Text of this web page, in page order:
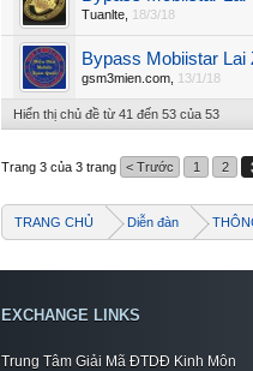
Tuanlte 18/3/18
Bypass Mobiistar
gsm3mien.com 13/1/18
Hiển thị chủ đề từ 41 đến 53 của 53
Trang 3 của 3 trang < Trước 1 2
TRANG CHỦ Diễn đàn
EXCHANGE LINKS
Trung Tâm Giải Mã ĐTDĐ Kinh Môn